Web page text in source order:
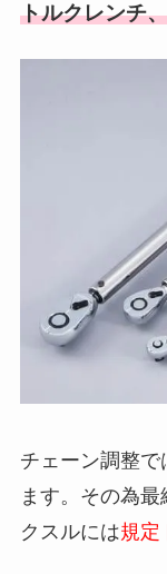
トルクレンチ
チェーン調整
ます。その為
クスルには規定